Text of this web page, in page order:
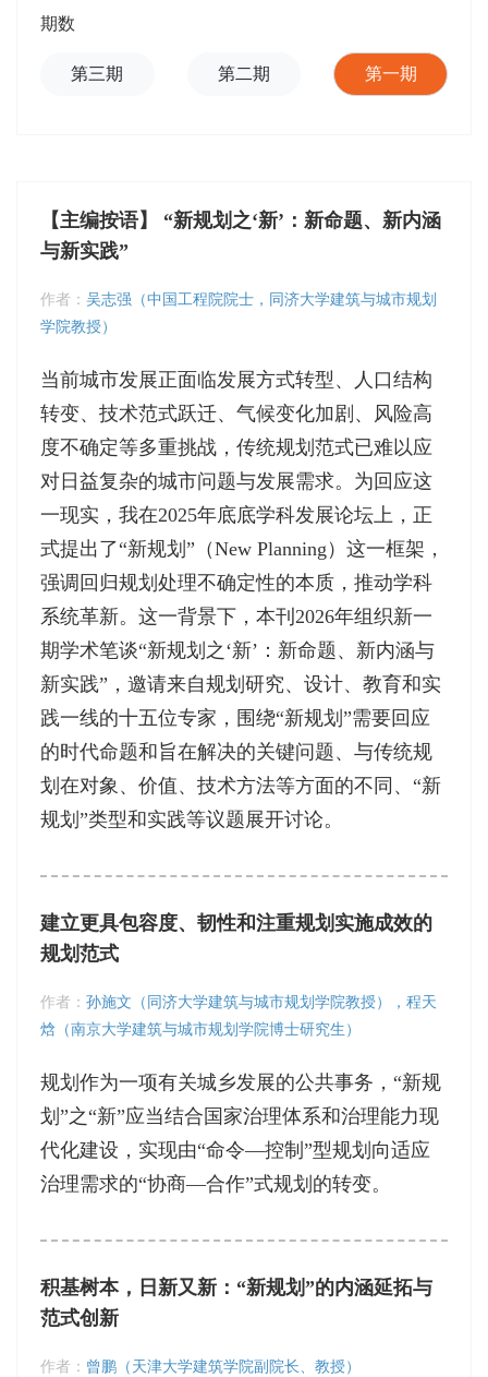
期数
第三期 第二期 第一期
【主编按语】 “新规划之‘新’：新命题、新内涵
与新实践”
作者： 吴志强（中国工程院院士，同济大学建筑与城市规划
学院教授）
当前城市发展正面临发展方式转型、人口结构
转变、技术范式跃迁、气候变化加剧、风险高
度不确定等多重挑战，传统规划范式已难以应
对日益复杂的城市问题与发展需求。为回应这
一现实，我在2025年底底学科发展论坛上，正
式提出了“新规划”（New Planning）这一框架，
强调回归规划处理不确定性的本质，推动学科
系统革新。这一背景下，本刊2026年组织新一
期学术笔谈“新规划之‘新’：新命题、新内涵与
新实践”，邀请来自规划研究、设计、教育和实
践一线的十五位专家，围绕“新规划”需要回应
的时代命题和旨在解决的关键问题、与传统规
划在对象、价值、技术方法等方面的不同、“新
规划”类型和实践等议题展开讨论。
建立更具包容度、韧性和注重规划实施成效的
规划范式
作者： 孙施文（同济大学建筑与城市规划学院教授），程天
焓（南京大学建筑与城市规划学院博士研究生）
规划作为一项有关城乡发展的公共事务，“新规
划”之“新”应当结合国家治理体系和治理能力现
代化建设，实现由“命令—控制”型规划向适应
治理需求的“协商—合作”式规划的转变。
积基树本，日新又新：“新规划”的内涵延拓与
范式创新
作者： 曾鹏（天津大学建筑学院副院长、教授）